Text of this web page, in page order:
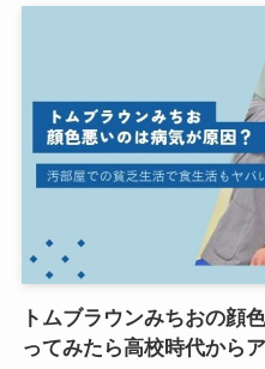
トムブラウンみちおの顔
ってみたら高校時代から